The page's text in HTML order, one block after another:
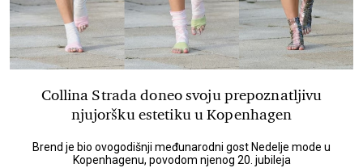
Collina Strada doneo svoju prepoznatljivu
njujoršku estetiku u Kopenhagen
Brend je bio ovogodišnji međunarodni gost Nedelje mode u
Kopenhagenu, povodom njenog 20. jubileja